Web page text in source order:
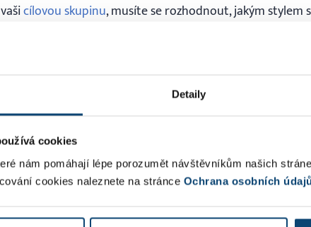
Detaily
cookies
nám pomáhají lépe porozumět návštěvníkům našich
cookies naleznete na stránce Ochrana osobních
cílovou skupinu, musíte se rozhodnout, jakým
určit strategii. Je to opravdu důležité, jste na startu
co by vaše potenciální klienty mohlo zajímat.
prodáváte lyžařské potřeby, můžete začít psát seriál, ve
rovnou na videu. Ukažte, jak vypadají jednotlivé tratě,
(a chcete aby byl) důležitý.A přitom klidně řekněte na
se zbožím ve vašem eshopu neuškodí. Možností je